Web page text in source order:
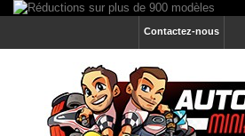
Contactez-nous